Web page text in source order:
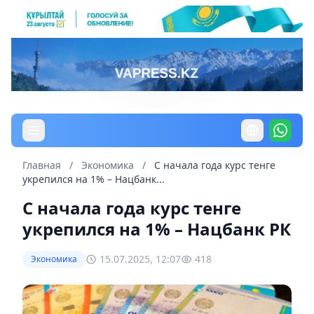
Главная / Экономика /
С начала года курс тенге
укрепился на 1% – Нацбанк...
С начала года курс тенге
укрепился на 1% – Нацбанк РК
Экономика 15.07.2025, 12:07 418